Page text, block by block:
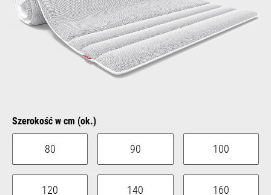
Select
Szerokość w cm (ok.)
80 90 100
120 140 160